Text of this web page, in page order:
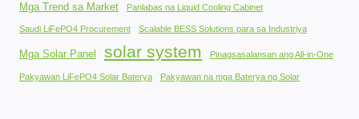
Mga Trend sa Market Panlabas na Liquid Cooling Cabinet
Saudi LiFePO4 Procurement Scalable BESS Solutions para sa Industriya
Mga Solar Panel solar system Pinagsasalansan ang All-in-One
Pakyawan LiFePO4 Solar Baterya Pakyawan na mga Baterya ng Solar